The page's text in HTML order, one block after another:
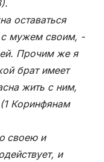
оставаться
с мужем своим, -
Прочим же я
брат имеет
жить с ним,
Коринфянам
своею и
и